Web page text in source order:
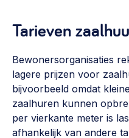
Werving, contracten en
Eigen gebouw
Huren of kopen,
ontmoetingsplekken >
Sociaal ondernemen
Team
Lid worden
Vraag stellen
Tarieven
Bewonersorganisaties
lagere prijzen voor
bijvoorbeeld omdat
zaalhuren kunnen
per vierkante meter is
afhankelijk van andere